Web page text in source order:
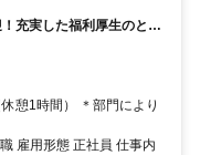
充実した福利厚生のとり
憩1時間） ＊部門により
雇用形態 正社員 仕事内